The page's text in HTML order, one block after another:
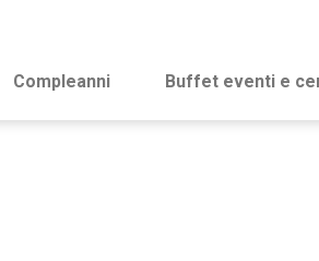
Compleanni Buffet eventi e